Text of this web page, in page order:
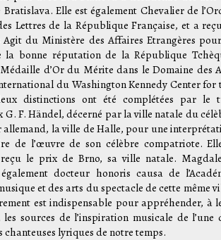
Bratislava. Elle est également Chevalier de
Lettres de la République Française, et a
du Ministère des Affaires Etrangères
la bonne réputation de la République
d’Or du Mérite dans le Domaine des
du Washington Kennedy Center for
distinctions ont été complétées par le
G. F. Händel, décerné par la ville natale du
allemand, la ville de Halle, pour une
de l’œuvre de son célèbre compatriote.
le prix de Brno, sa ville natale.
docteur honoris causa de
et des arts du spectacle de cette même
est indispensable pour appréhender, à
sources de l’inspiration musicale de l’une
chanteuses lyriques de notre temps.